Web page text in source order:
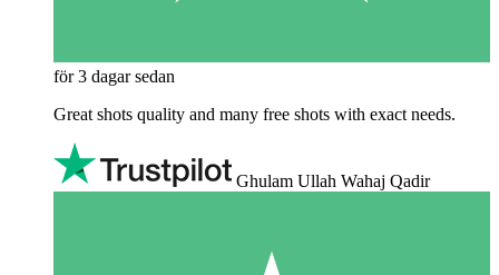
för 3 dagar sedan
Great shots quality and many free shots with exact needs.
Ghulam Ullah Wahaj Qadir